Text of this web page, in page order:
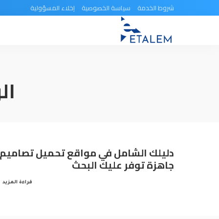
شروط الخدمة سياسة الخصوصية إخلاء المسؤولية
دليلك الشامل في مواقع تحميل تصاميم
جاهزة توفر عليك البحث
قراءة المزيد